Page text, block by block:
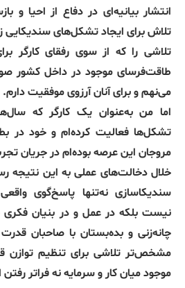
انتشار بیانیه‌ای در دفاع از احیا و
تلاش برای ایجاد تشکل‌های
تلاشی را که از سوی رفقای کارگر
طاقت‌فرسای موجود در داخل کشور
می‌نهم و برای آنان آرزوی موفقیت دارم.
اما من به‌عنوان یک کارگر که
تشکل‌ها فعالیت کرده‌ام و خود در
مروجان این عرصه بوده‌ام در جریان
خلال دخالت‌های عملی به این نتیجه
سندیکاسازی نه‌تنها پاسخ‌گوی
نیست بلکه در عمل و در بنیان
چانه‌زنی و بده‌بستان با صاحبان
مشخص‌تر تلاشی برای تنظیم توازن
موجود میان کار و سرمایه نه فراتر رفتن